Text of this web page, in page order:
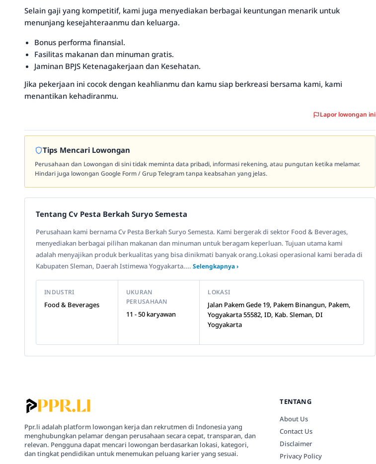
Selain gaji yang kompetitif, kami juga menyediakan berbagai keuntungan menarik untuk
menunjang kesejahteraanmu dan keluarga.
Bonus performa finansial.
Fasilitas makanan dan minuman gratis.
Jaminan BPJS Ketenagakerjaan dan Kesehatan.
Jika pekerjaan ini cocok dengan keahlianmu dan kamu siap berkreasi bersama kami, kami
menantikan kehadiranmu.
Lapor lowongan ini
Tips Mencari Lowongan
Perusahaan dan Lowongan di sini tidak meminta data pribadi, informasi rekening, atau pungutan ketika melamar.
Hindari juga lowongan Google Form / Grup Telegram tanpa keabsahan yang jelas.
Tentang Cv Pesta Berkah Suryo Semesta
Perusahaan kami bernama Cv Pesta Berkah Suryo Semesta. Kami bergerak di sektor Food & Beverages,
menyediakan berbagai pilihan makanan dan minuman untuk beragam keperluan. Tujuan utama kami
adalah menyajikan produk berkualitas yang bisa dinikmati banyak orang.Lokasi operasional kami berada di
Kabupaten Sleman, Daerah Istimewa Yogyakarta.... Selengkapnya ›
INDUSTRI
Food & Beverages
UKURAN
PERUSAHAAN
11 - 50 karyawan
LOKASI
Jalan Pakem Gede 19, Pakem Binangun, Pakem,
Yogyakarta 55582, ID, Kab. Sleman, DI
Yogyakarta
Ppr.li adalah platform lowongan kerja dan rekrutmen di Indonesia yang
menghubungkan pelamar dengan perusahaan secara cepat, transparan, dan
relevan. Pengguna dapat mencari lowongan berdasarkan lokasi, kategori,
dan tingkat pendidikan untuk menemukan peluang karier yang sesuai.
TENTANG
About Us
Contact Us
Disclaimer
Privacy Policy